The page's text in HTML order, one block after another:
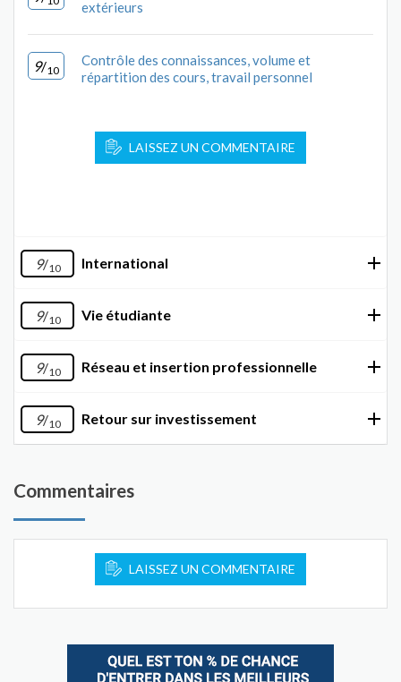
extérieurs
9/10
Contrôle des connaissances, volume et
répartition des cours, travail personnel
LAISSEZ UN COMMENTAIRE
9/10 International
9/10 Vie étudiante
9/10 Réseau et insertion professionnelle
9/10 Retour sur investissement
Commentaires
LAISSEZ UN COMMENTAIRE